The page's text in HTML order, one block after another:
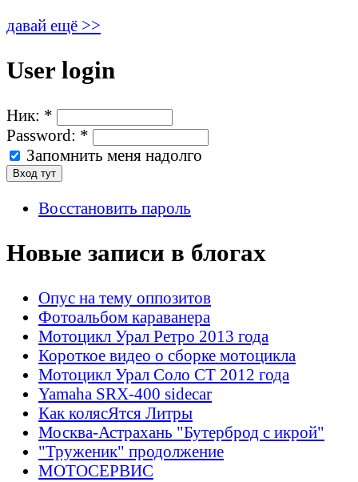
давай ещё >>
User login
Ник: *
Password: *
Запомнить меня надолго
Восстановить пароль
Новые записи в блогах
Опус на тему оппозитов
Фотоальбом караванера
Мотоцикл Урал Ретро 2013 года
Короткое видео о сборке мотоцикла
Мотоцикл Урал Соло СТ 2012 года
Yamaha SRX-400 sidecar
Как колясЯтся Литры
Москва-Астрахань "Бутерброд с икрой"
"Труженик" продолжение
МОТОСЕРВИС